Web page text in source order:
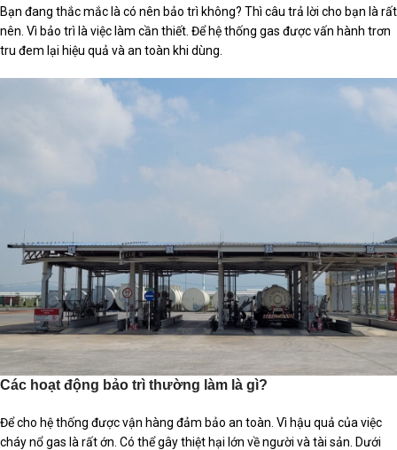
Bạn đang thắc mắc là có nên bảo trì không? Thì câu trả lời cho bạn là rất
nên. Vì bảo trì là việc làm cần thiết. Để hệ thống gas được vấn hành trơn
tru đem lại hiệu quả và an toàn khi dùng.
Các hoạt động bảo trì thường làm là gì?
Để cho hệ thống được vận hàng đảm bảo an toàn. Vì hậu quả của việc
cháy nổ gas là rất ớn. Có thể gây thiệt hại lớn về người và tài sản. Dưới